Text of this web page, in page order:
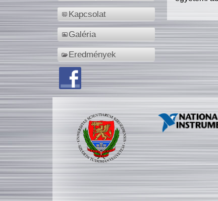
Kapcsolat
Galéria
Eredmények